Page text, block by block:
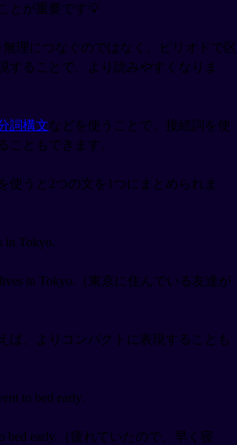
とが重要です💡
理につなぐのではなく、ピリオドで区
することで、より読みやすくなりま
詞構文などを使うことで、接続詞を使
こともできます。
使うと2つの文を1つにまとめられま
in Tokyo.
in Tokyo.（東京に住んでいる友達が
ば、よりコンパクトに表現することも
to bed early.
bed early.（疲れていたので、早く寝